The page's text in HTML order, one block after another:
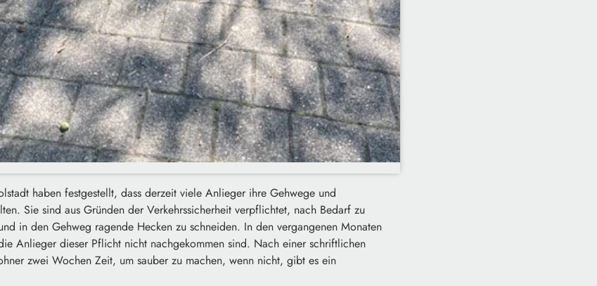
haben festgestellt, dass derzeit viele Anlieger ihre Gehwege und
Sie sind aus Gründen der Verkehrssicherheit verpflichtet, nach Bedarf zu
in den Gehweg ragende Hecken zu schneiden. In den vergangenen Monaten
Anlieger dieser Pflicht nicht nachgekommen sind. Nach einer schriftlichen
zwei Wochen Zeit, um sauber zu machen, wenn nicht, gibt es ein